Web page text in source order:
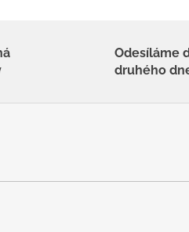
Odesíláme
druhého